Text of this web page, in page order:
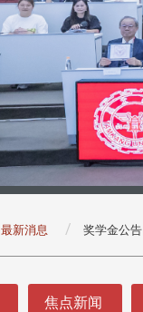
最新消息 奖学金公告
焦点新闻